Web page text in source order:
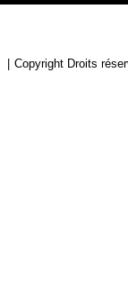
Copyright Droits